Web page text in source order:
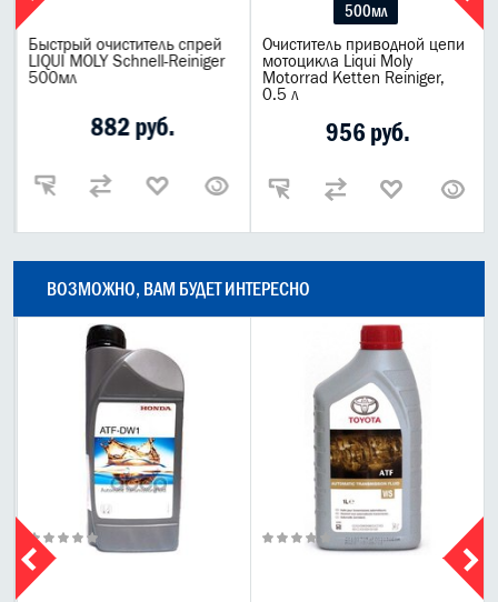
Быстрый очиститель спрей
LIQUI MOLY Schnell-Reiniger
500мл
882 руб.
500мл
Очиститель приводной цепи
мотоцикла Liqui Moly
Motorrad Ketten Reiniger,
0.5 л
956 руб.
ВОЗМОЖНО, ВАМ БУДЕТ ИНТЕРЕСНО